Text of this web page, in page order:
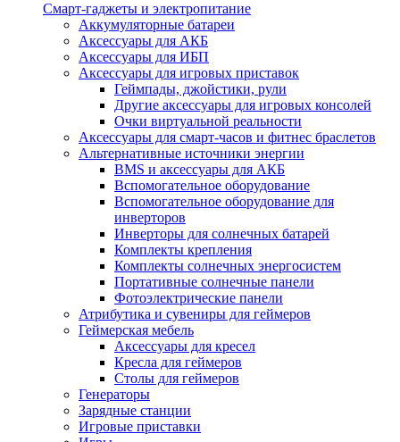
Смарт-гаджеты и электропитание
Аккумуляторные батареи
Аксессуары для АКБ
Аксессуары для ИБП
Аксессуары для игровых приставок
Геймпады, джойстики, рули
Другие аксессуары для игровых консолей
Очки виртуальной реальности
Аксессуары для смарт-часов и фитнес браслетов
Альтернативные источники энергии
BMS и аксессуары для АКБ
Вспомогательное оборудование
Вспомогательное оборудование для
инверторов
Инверторы для солнечных батарей
Комплекты крепления
Комплекты солнечных энергосистем
Портативные солнечные панели
Фотоэлектрические панели
Атрибутика и сувениры для геймеров
Геймерская мебель
Аксессуары для кресел
Кресла для геймеров
Столы для геймеров
Генераторы
Зарядные станции
Игровые приставки